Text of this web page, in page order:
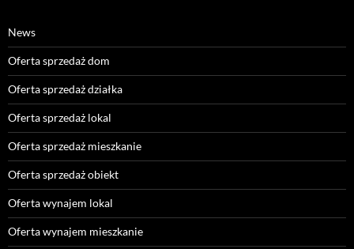
News
Oferta sprzedaż dom
Oferta sprzedaż działka
Oferta sprzedaż lokal
Oferta sprzedaż mieszkanie
Oferta sprzedaż obiekt
Oferta wynajem lokal
Oferta wynajem mieszkanie